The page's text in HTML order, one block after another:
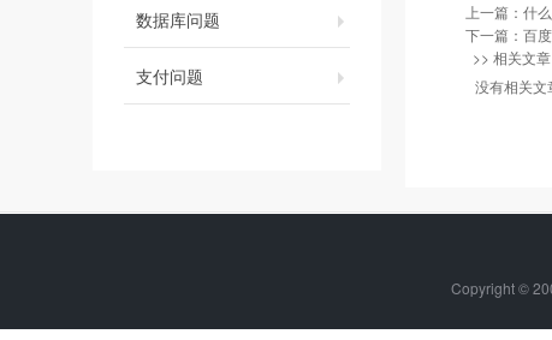
数据库问题
支付问题
上一篇： 什
下一篇： 百
>> 相关文章
没有相关文
Copyright ©